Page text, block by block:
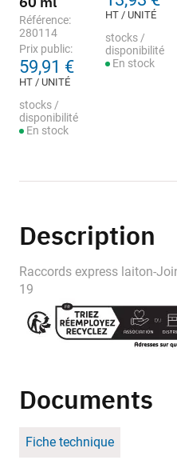
Référence:
280114
Prix public:
59,91 €
HT / UNITÉ
stocks /
disponibilité
En stock
HT / UNITÉ
stocks /
disponibilité
En stock
Description
Raccords express laiton-
19
Documents
Fiche technique